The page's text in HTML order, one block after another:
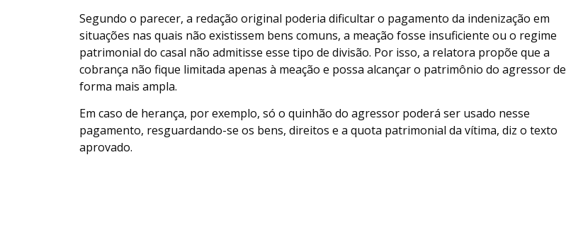
Segundo o parecer, a redação original poderia dificultar o pagamento da indenização em
situações nas quais não existissem bens comuns, a meação fosse insuficiente ou o regime
patrimonial do casal não admitisse esse tipo de divisão. Por isso, a relatora propõe que a
cobrança não fique limitada apenas à meação e possa alcançar o patrimônio do agressor de
forma mais ampla.
Em caso de herança, por exemplo, só o quinhão do agressor poderá ser usado nesse
pagamento, resguardando-se os bens, direitos e a quota patrimonial da vítima, diz o texto
aprovado.